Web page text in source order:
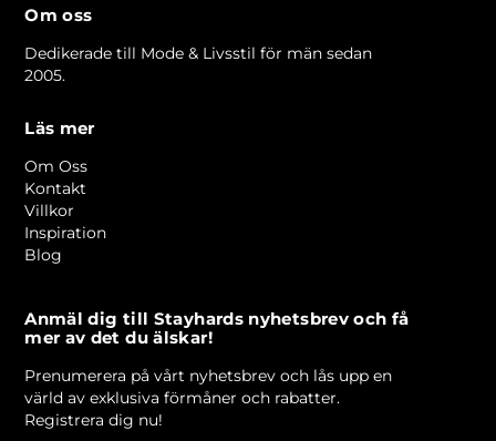
Om oss
Dedikerade till Mode & Livsstil för män sedan
2005.
Läs mer
Om Oss
Kontakt
Villkor
Inspiration
Blog
Anmäl dig till Stayhards nyhetsbrev och få
mer av det du älskar!
Prenumerera på vårt nyhetsbrev och lås upp en
värld av exklusiva förmåner och rabatter.
Registrera dig nu!